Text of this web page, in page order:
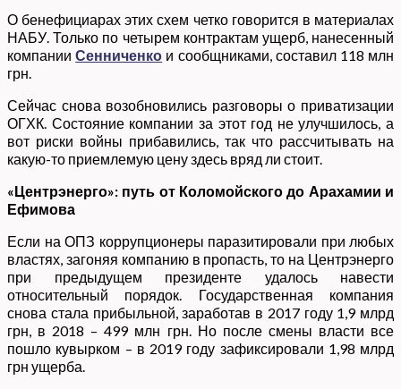
О бенефициарах этих схем четко говорится в материалах
НАБУ. Только по четырем контрактам ущерб, нанесенный
компанииСенниченко и сообщниками, составил 118 млн
грн.
Сейчас снова возобновились разговоры о приватизации
ОГХК. Состояние компании за этот год не улучшилось, а
вот риски войны прибавились, так что рассчитывать на
какую-то приемлемую цену здесь вряд ли стоит.
«Центрэнерго»: путь от Коломойского до Арахамии и
Ефимова
Если на ОПЗ коррупционеры паразитировали при любых
властях, загоняя компанию в пропасть, то на Центрэнерго
при предыдущем президенте удалось навести
относительный порядок. Государственная компания
снова стала прибыльной, заработав в 2017 году 1,9 млрд
грн, в 2018 – 499 млн грн. Но после смены власти все
пошло кувырком – в 2019 году зафиксировали 1,98 млрд
грн ущерба.